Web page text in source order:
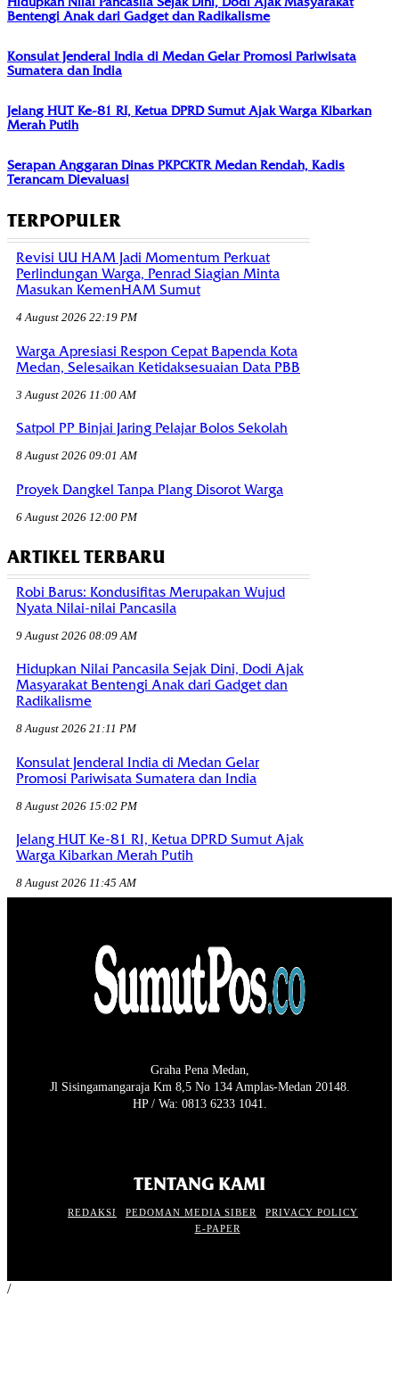
Bentengi Anak dari Gadget dan Radikalisme
Konsulat Jenderal India di Medan Gelar Promosi Pariwisata
Sumatera dan India
Jelang HUT Ke-81 RI, Ketua DPRD Sumut Ajak Warga Kibarkan
Merah Putih
Serapan Anggaran Dinas PKPCKTR Medan Rendah, Kadis
Terancam Dievaluasi
TERPOPULER
Revisi UU HAM Jadi Momentum Perkuat
Perlindungan Warga, Penrad Siagian Minta
Masukan KemenHAM Sumut
4 August 2026 22:19 PM
Warga Apresiasi Respon Cepat Bapenda Kota
Medan, Selesaikan Ketidaksesuaian Data PBB
3 August 2026 11:00 AM
Satpol PP Binjai Jaring Pelajar Bolos Sekolah
8 August 2026 09:01 AM
Proyek Dangkel Tanpa Plang Disorot Warga
6 August 2026 12:00 PM
ARTIKEL TERBARU
Robi Barus: Kondusifitas Merupakan Wujud
Nyata Nilai-nilai Pancasila
9 August 2026 08:09 AM
Hidupkan Nilai Pancasila Sejak Dini, Dodi Ajak
Masyarakat Bentengi Anak dari Gadget dan
Radikalisme
8 August 2026 21:11 PM
Konsulat Jenderal India di Medan Gelar
Promosi Pariwisata Sumatera dan India
8 August 2026 15:02 PM
Jelang HUT Ke-81 RI, Ketua DPRD Sumut Ajak
Warga Kibarkan Merah Putih
8 August 2026 11:45 AM
Graha Pena Medan,
Jl Sisingamangaraja Km 8,5 No 134 Amplas-Medan 20148.
HP / Wa: 0813 6233 1041.
TENTANG KAMI
REDAKSI PEDOMAN MEDIA SIBER
PRIVACY POLICY
E-PAPER
/